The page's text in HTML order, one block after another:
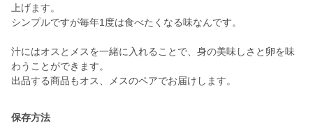
上げます。
シンプルですが毎年1度は食べたくなる味なんです。
汁にはオスとメスを一緒に入れることで、身の美味しさと卵を味
わうことができます。
保存方法